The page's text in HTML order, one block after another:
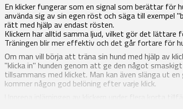
En klicker fungerar som en signal som berättar för
använda sig av sin egen röst och säga till
rätt med hjälp av endast rösten.
Klickern har alltid samma ljud, vilket gör det
Träningen blir mer effektiv och det går fortare för
Om man vill börja att träna sin hund med hjälp av
"klicka in" hunden genom att ge den något
tillsammans med klicket. Man kan även slänga ut
kommer någon god belöning efter varje klick.
Upprepa inlärningen av klickern under flera korta